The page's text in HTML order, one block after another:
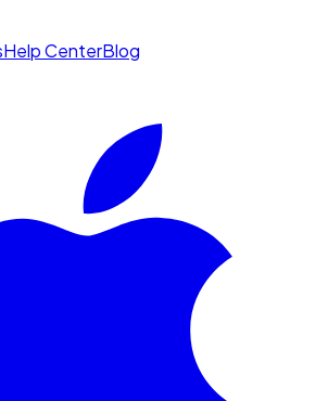
Help CenterBlog